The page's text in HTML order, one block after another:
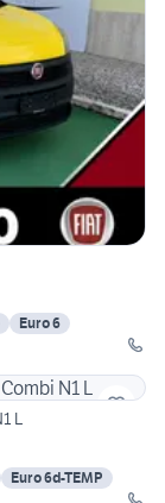
Euro 6
L
Euro 6d-TEMP